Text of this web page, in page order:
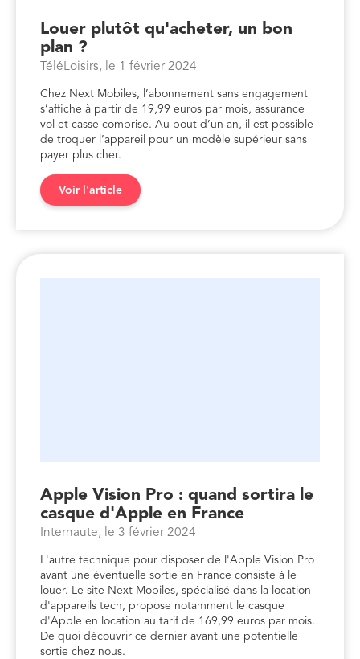
Louer plutôt qu'acheter, un bon
plan ?
TéléLoisirs, le 1 février 2024
Chez Next Mobiles, l’abonnement sans engagement
s’affiche à partir de 19,99 euros par mois, assurance
vol et casse comprise. Au bout d’un an, il est possible
de troquer l’appareil pour un modèle supérieur sans
payer plus cher.
Voir l'article
Apple Vision Pro : quand sortira le
casque d'Apple en France
Internaute, le 3 février 2024
L'autre technique pour disposer de l'Apple Vision Pro
avant une éventuelle sortie en France consiste à le
louer. Le site Next Mobiles, spécialisé dans la location
d'appareils tech, propose notamment le casque
d'Apple en location au tarif de 169,99 euros par mois.
De quoi découvrir ce dernier avant une potentielle
sortie chez nous.